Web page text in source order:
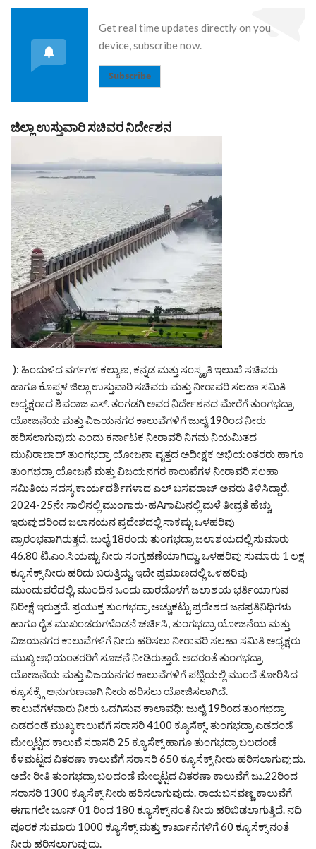
Get real time updates directly on you
device, subscribe now.
Subscribe
ಜಿಲ್ಲಾ ಉಸ್ತುವಾರಿ ಸಚಿವರ ನಿರ್ದೇಶನ
): ಹಿಂದುಳಿದ ವರ್ಗಗಳ ಕಲ್ಯಾಣ, ಕನ್ನಡ ಮತ್ತು ಸಂಸ್ಕೃತಿ ಇಲಾಖೆ ಸಚಿವರು
ಹಾಗೂ ಕೊಪ್ಪಳ ಜಿಲ್ಲಾ ಉಸ್ತುವಾರಿ ಸಚಿವರು ಮತ್ತು ನೀರಾವರಿ ಸಲಹಾ ಸಮಿತಿ
ಅಧ್ಯಕ್ಷರಾದ ಶಿವರಾಜ ಎಸ್. ತಂಗಡಗಿ ಅವರ ನಿರ್ದೇಶನದ ಮೇರೆಗೆ ತುಂಗಭದ್ರಾ
ಯೋಜನೆಯ ಮತ್ತು ವಿಜಯನಗರ ಕಾಲುವೆಗಳಿಗೆ ಜುಲೈ 19ರಿಂದ ನೀರು
ಹರಿಸಲಾಗುವುದು ಎಂದು ಕರ್ನಾಟಕ ನೀರಾವರಿ ನಿಗಮ ನಿಯಮಿತದ
ಮುನಿರಾಬಾದ್ ತುಂಗಭದ್ರಾ ಯೋಜನಾ ವೃತ್ತದ ಅಧೀಕ್ಷಕ ಅಭಿಯಂತರರು ಹಾಗೂ
ತುಂಗಭದ್ರಾ ಯೋಜನೆ ಮತ್ತು ವಿಜಯನಗರ ಕಾಲುವೆಗಳ ನೀರಾವರಿ ಸಲಹಾ
ಸಮಿತಿಯ ಸದಸ್ಯ ಕಾರ್ಯದರ್ಶಿಗಳಾದ ಎಲ್ ಬಸವರಾಜ್ ಅವರು ತಿಳಿಸಿದ್ದಾರೆ.
2024-25ನೇ ಸಾಲಿನಲ್ಲಿ ಮುಂಗಾರು-ಹAಗಾಮಿನಲ್ಲಿ ಮಳೆ ತೀವ್ರತೆ ಹೆಚ್ಚು
ಇರುವುದರಿಂದ ಜಲಾನಯನ ಪ್ರದೇಶದಲ್ಲಿ ಸಾಕಷ್ಟು ಒಳಹರಿವು
ಪ್ರಾರಂಭವಾಗಿರುತ್ತದೆ. ಜುಲೈ 18ರಂದು ತುಂಗಭದ್ರಾ ಜಲಾಶಯದಲ್ಲಿ ಸುಮಾರು
46.80 ಟಿ.ಎಂ.ಸಿಯಷ್ಟು ನೀರು ಸಂಗ್ರಹಣೆಯಾಗಿದ್ದು, ಒಳಹರಿವು ಸುಮಾರು 1 ಲಕ್ಷ
ಕ್ಯೂಸೆಕ್ಸ್ ನೀರು ಹರಿದು ಬರುತ್ತಿದ್ದು. ಇದೇ ಪ್ರಮಾಣದಲ್ಲಿ ಒಳಹರಿವು
ಮುಂದುವರೆದಲ್ಲಿ, ಮುಂದಿನ ಒಂದು ವಾರದೊಳಗೆ ಜಲಾಶಯ ಭರ್ತಿಯಾಗುವ
ನಿರೀಕ್ಷೆ ಇರುತ್ತದೆ. ಪ್ರಯುಕ್ತ ತುಂಗಭದ್ರಾ ಅಚ್ಚುಕಟ್ಟು ಪ್ರದೇಶದ ಜನಪ್ರತಿನಿಧಿಗಳು
ಹಾಗೂ ರೈತ ಮುಖಂಡರುಗಳೊಡನೆ ಚರ್ಚಿಸಿ, ತುಂಗಭದ್ರಾ ಯೋಜನೆಯ ಮತ್ತು
ವಿಜಯನಗರ ಕಾಲುವೆಗಳಿಗೆ ನೀರು ಹರಿಸಲು ನೀರಾವರಿ ಸಲಹಾ ಸಮಿತಿ ಅಧ್ಯಕ್ಷರು
ಮುಖ್ಯ ಅಭಿಯಂತರರಿಗೆ ಸೂಚನೆ ನೀಡಿರುತ್ತಾರೆ. ಅದರಂತೆ ತುಂಗಭದ್ರಾ
ಯೋಜನೆಯ ಮತ್ತು ವಿಜಯನಗರ ಕಾಲುವೆಗಳಿಗೆ ಪಟ್ಟಿಯಲ್ಲಿ ಮುಂದೆ ತೋರಿಸಿದ
ಕ್ಯೂಸೆಕ್ಸ್ಗೆ ಅನುಗುಣವಾಗಿ ನೀರು ಹರಿಸಲು ಯೋಜಿಸಲಾಗಿದೆ.
ಕಾಲುವೆಗಳವಾರು ನೀರು ಒದಗಿಸುವ ಕಾಲಾವಧಿ: ಜುಲೈ 19ರಿಂದ ತುಂಗಭದ್ರಾ
ಎಡದಂಡೆ ಮುಖ್ಯ ಕಾಲುವೆಗೆ ಸರಾಸರಿ 4100 ಕ್ಯೂಸೆಕ್ಸ್, ತುಂಗಭದ್ರಾ ಎಡದಂಡೆ
ಮೇಲ್ಮಟ್ಟದ ಕಾಲುವೆ ಸರಾಸರಿ 25 ಕ್ಯೂಸೆಕ್ಸ್ ಹಾಗೂ ತುಂಗಭದ್ರಾ ಬಲದಂಡೆ
ಕೆಳಮಟ್ಟದ ವಿತರಣಾ ಕಾಲುವೆಗೆ ಸರಾಸರಿ 650 ಕ್ಯೂಸೆಕ್ಸ್ ನೀರು ಹರಿಸಲಾಗುವುದು.
ಅದೇ ರೀತಿ ತುಂಗಭದ್ರಾ ಬಲದಂಡೆ ಮೇಲ್ಮಟ್ಟದ ವಿತರಣಾ ಕಾಲುವೆಗೆ ಜು.22ರಿಂದ
ಸರಾಸರಿ 1300 ಕ್ಯೂಸೆಕ್ಸ್ ನೀರು ಹರಿಸಲಾಗುವುದು. ರಾಯಬಸವಣ್ಣ ಕಾಲುವೆಗೆ
ಈಗಾಗಲೇ ಜೂನ್ 01 ರಿಂದ 180 ಕ್ಯೂಸೆಕ್ಸ್ ನಂತೆ ನೀರು ಹರಿಬಿಡಲಾಗುತ್ತಿದೆ. ನದಿ
ಪೂರಕ ಸುಮಾರು 1000 ಕ್ಯೂಸೆಕ್ಸ್ ಮತ್ತು ಕಾರ್ಖಾನೆಗಳಿಗೆ 60 ಕ್ಯೂಸೆಕ್ಸ್ ನಂತೆ
ನೀರು ಹರಿಸಲಾಗುವುದು.